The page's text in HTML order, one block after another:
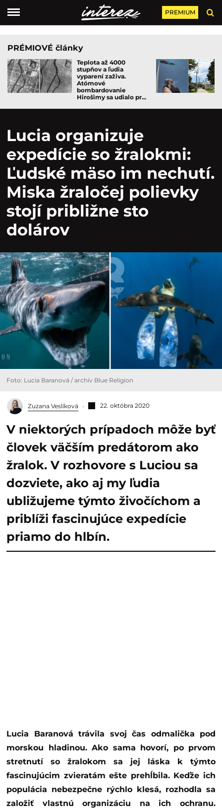
PREMIUM
PRÉMIOVÉ články
Teplota až 4000
stupňov a ľudia
vyparení zaživa.
Atómové
bombardovanie
Hirošimy sa udialo pr...
Lucia organizuje
expedície so žralokmi:
Ľudské mäso im nechutí.
Miska žraločej polievky
stojí približne sto
dolárov
Foto: Lucia Baranová / archív Blue Religion
Zuzana Veslíková 22. októbra 2020
V niektorých prípadoch môže byť
človek väčším predátorom ako
žralok. V rozhovore s Luciou sa
dozviete, ako aj my ľudia
ubližujeme týmto živočíchom a
priblíži fascinujúce expedície
priamo do hlbín.
Lucia Baranová trávila svoj čas odmalička pod
morskou hladinou. Ako sama hovorí, po prvom
stretnutí so žralokom sa jej láska k týmto
fascinujúcim zvieratám ešte prehĺbila. Keďže ich
populácia nebezpečne rýchlo klesá, rozhodla sa
založiť vlastnú organizáciu na ich ochranu.